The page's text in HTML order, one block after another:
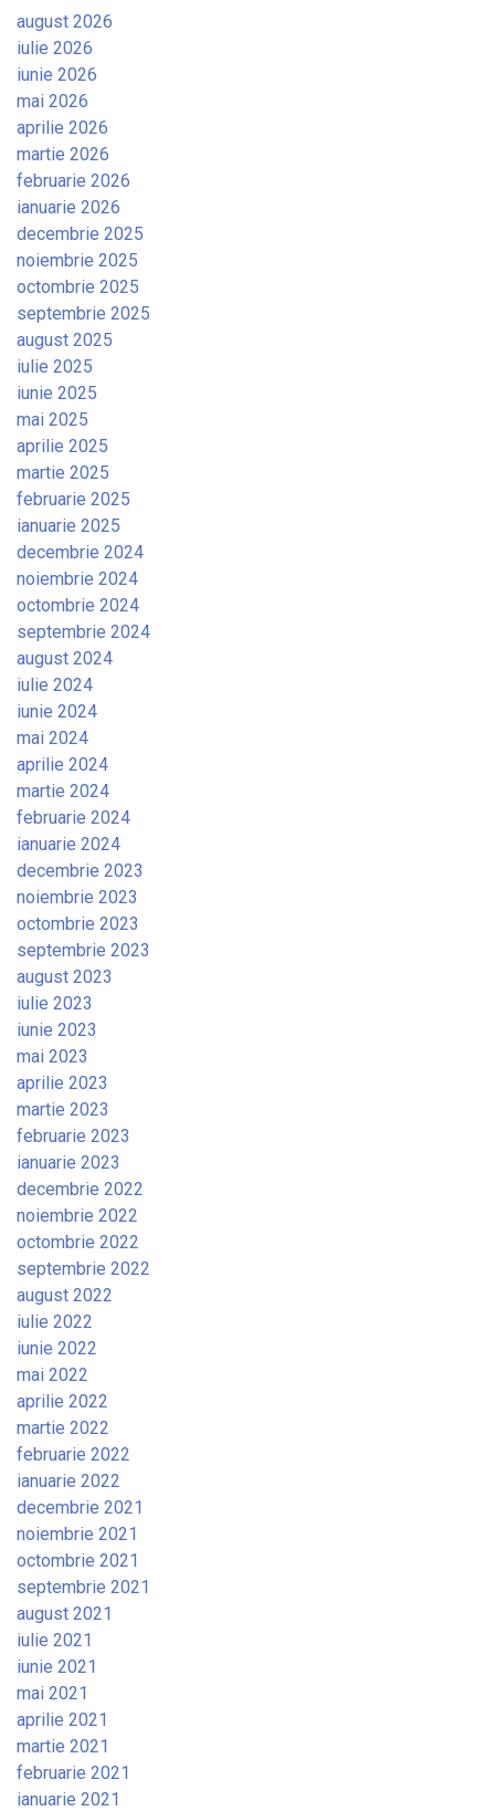
august 2026
iulie 2026
iunie 2026
mai 2026
aprilie 2026
martie 2026
februarie 2026
ianuarie 2026
decembrie 2025
noiembrie 2025
octombrie 2025
septembrie 2025
august 2025
iulie 2025
iunie 2025
mai 2025
aprilie 2025
martie 2025
februarie 2025
ianuarie 2025
decembrie 2024
noiembrie 2024
octombrie 2024
septembrie 2024
august 2024
iulie 2024
iunie 2024
mai 2024
aprilie 2024
martie 2024
februarie 2024
ianuarie 2024
decembrie 2023
noiembrie 2023
octombrie 2023
septembrie 2023
august 2023
iulie 2023
iunie 2023
mai 2023
aprilie 2023
martie 2023
februarie 2023
ianuarie 2023
decembrie 2022
noiembrie 2022
octombrie 2022
septembrie 2022
august 2022
iulie 2022
iunie 2022
mai 2022
aprilie 2022
martie 2022
februarie 2022
ianuarie 2022
decembrie 2021
noiembrie 2021
octombrie 2021
septembrie 2021
august 2021
iulie 2021
iunie 2021
mai 2021
aprilie 2021
martie 2021
februarie 2021
ianuarie 2021